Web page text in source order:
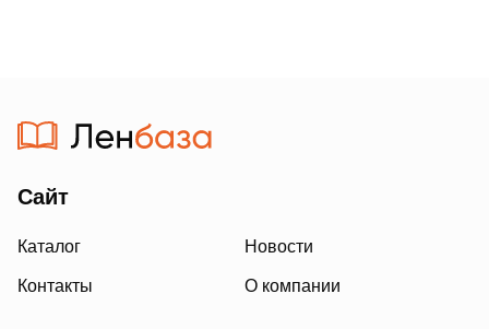
Сайт
Каталог Новости
Контакты О компании